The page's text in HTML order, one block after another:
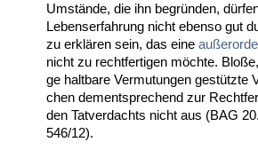
Umstände, die ihn be­gründen,
Le­bens­er­fah­rung nicht eben­so gut
zu erklären sein, das ei­ne
nicht zu recht­fer­ti­gen möch­te.
ge halt­ba­re Ver­mu­tun­gen gestütz­te
chen dem­ent­spre­chend zur
den Tat­ver­dachts nicht aus (BAG
546/12).